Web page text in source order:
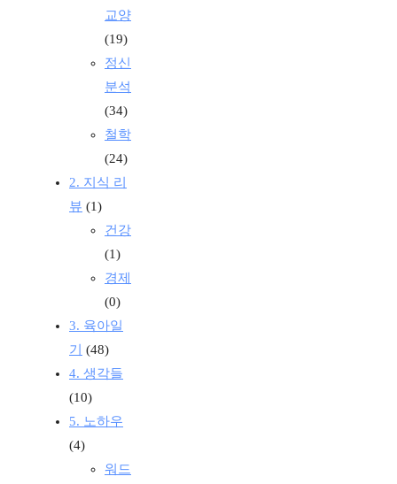
교양
(19)
정신
분석
(34)
철학
(24)
2. 지식 리
뷰 (1)
건강
(1)
경제
(0)
3. 육아일
기 (48)
4. 생각들
(10)
5. 노하우
(4)
워드